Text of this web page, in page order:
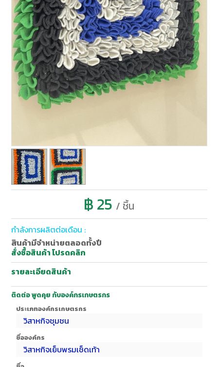
฿ 25 / ชิ้น
กำลังการผลิตต่อเดือน :
สินค้ามีจำหน่ายตลอดทั้งปี
สั่งซื้อสินค้า โปรดคลิก
รายละเอียดสินค้า
ติดต่อ พูดคุย กับองค์กรเกษตรกร
ประเภทองค์กรเกษตรกร
วิสาหกิจชุมชน
ชื่อองค์กร
วิสาหกิจเย็บพรมเช็ดเท้า